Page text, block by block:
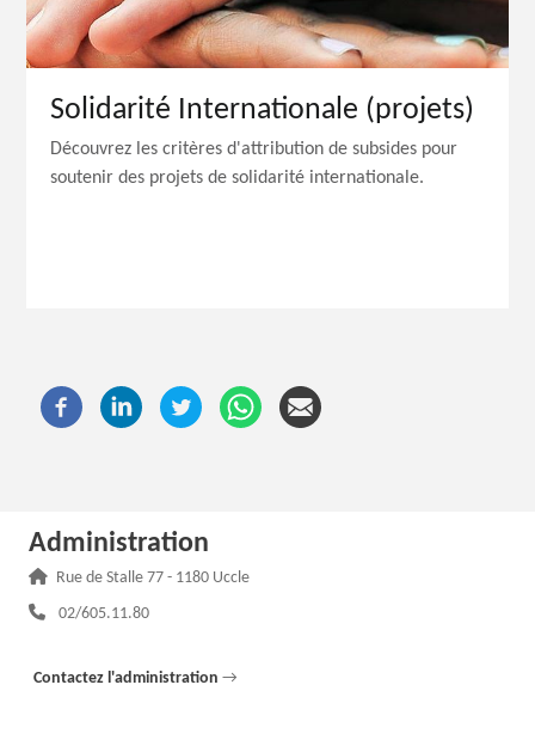
Solidarité Internationale (projets)
Découvrez les critères d'attribution de subsides pour
soutenir des projets de solidarité internationale.
Administration
Adresse :
Rue de Stalle 77 - 1180 Uccle
Téléphone :
02/605.11.80
Contactez l'administration →